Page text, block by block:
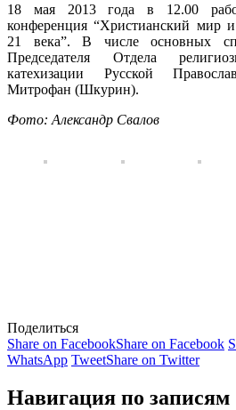
18 мая 2013 года в 12.00
конференция “Христианский мир и
21 века”. В числе основных
Председателя Отдела
катехизации Русской
Митрофан (Шкурин).
Фото: Александр Свалов
Поделиться
Share on FacebookShare on Facebook
WhatsApp TweetShare on Twitter
Навигация по записям